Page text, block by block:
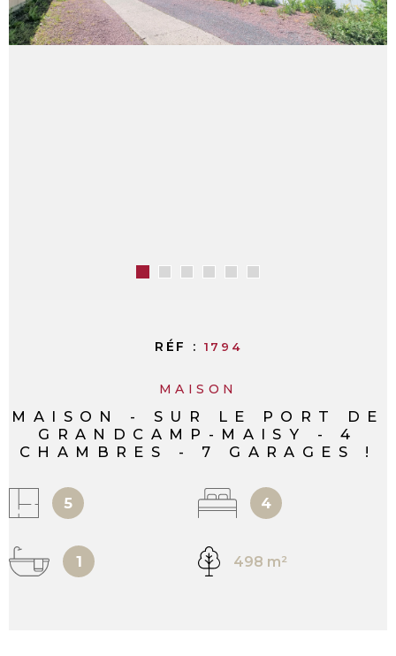
RÉF : 1794
MAISON
MAISON - SUR LE PORT DE
GRANDCAMP-MAISY - 4
CHAMBRES - 7 GARAGES !
5 4
1 498 m²